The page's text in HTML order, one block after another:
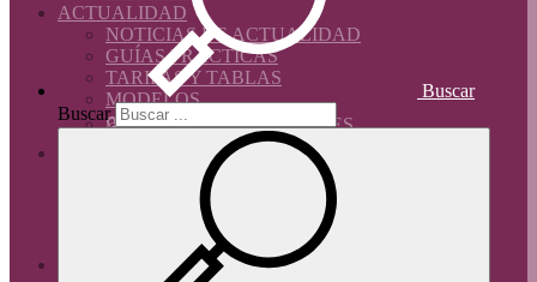
Buscar
Buscar
ACTUALIDAD
NOTICIAS DE ACTUALIDAD
GUÍAS PRÁCTICAS
TARIFAS Y TABLAS
MODELOS
🔒 ÁREA COLABORADORES
CALCULADORAS BÁSICAS
SIMULADORES EXTERNOS
ENLACES DE INTERÉS
🔒 ÁREA CLIENTES